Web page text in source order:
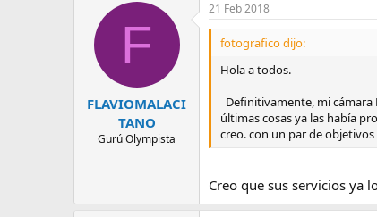
F
FLAVIOMALACI
TANO
Gurú Olympista
21 Feb 2018
fotografico dijo:
Hola a todos.
Definitivamente, mi cámara
últimas cosas ya las había
creo. con un par de
Creo que sus servicios ya